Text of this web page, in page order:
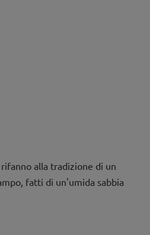
alla tradizione di un
fatti di un'umida sabbia